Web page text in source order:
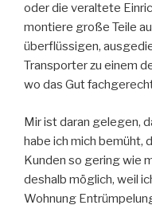
oder die veraltete
montiere große Teile
überflüssigen,
Transporter zu einem
wo das Gut
Mir ist daran gelegen,
habe ich mich bemüht,
Kunden so gering wie
deshalb möglich, weil
Wohnung